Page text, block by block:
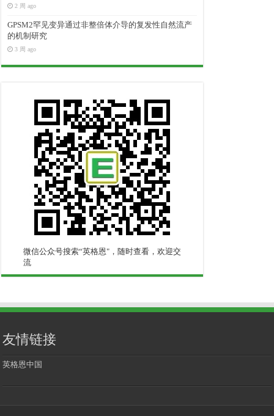
2 周 ago
GPSM2罕见变异通过非整倍体介导的复发性自然流产
的机制研究
3 周 ago
微信公众号搜索“英格恩"，随时查看，欢迎交
流
友情链接
英格恩中国